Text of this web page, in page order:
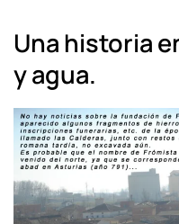
Una historia
y agua.